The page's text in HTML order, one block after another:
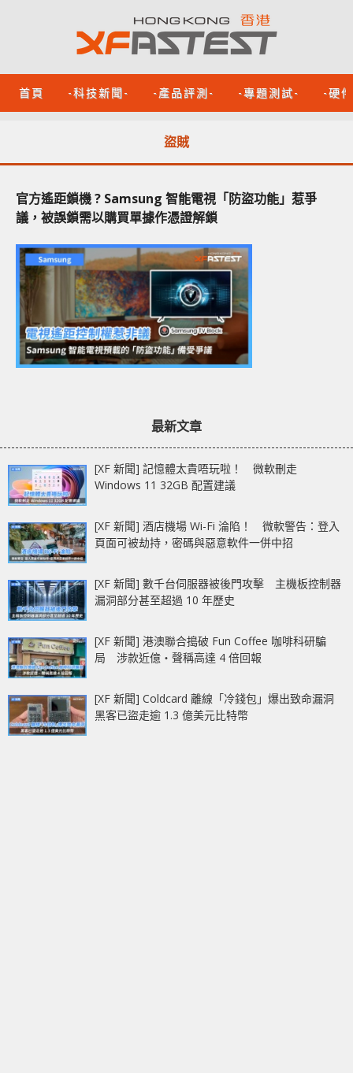
首頁 -科技新聞- -產品評測- -專題測試- -硬
盜賊
官方遙距鎖機 ? Samsung 智能電視「防盜功能」惹爭
議，被誤鎖需以購買單據作憑證解鎖
最新文章
[XF 新聞] 記憶體太貴唔玩啦！ 微軟刪走
Windows 11 32GB 配置建議
[XF 新聞] 酒店機場 Wi-Fi 淪陷！ 微軟警告：登入
頁面可被劫持，密碼與惡意軟件一併中招
[XF 新聞] 數千台伺服器被後門攻擊 主機板控制器
漏洞部分甚至超過 10 年歷史
[XF 新聞] 港澳聯合搗破 Fun Coffee 咖啡科研騙
局 涉款近億‧聲稱高達 4 倍回報
[XF 新聞] Coldcard 離線「冷錢包」爆出致命漏洞
黑客已盜走逾 1.3 億美元比特幣